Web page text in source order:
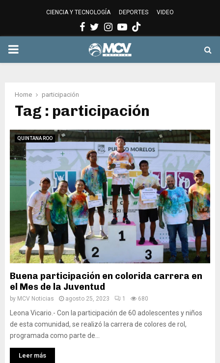
CIENCIA Y TECNOLOGÍA DEPORTES VIDEO
Facebook
Twitter
Instagram
Youtube
PRIMARY
Home participación
Tag : participación
QUINTANA ROO
Buena participación en colorida carrera en
el Mes de la Juventud
by MCV Noticias agosto 25, 2023 1 680
Leona Vicario.- Con la participación de 60 adolescentes y niños
de esta comunidad, se realizó la carrera de colores de rol,
programada como parte de...
Leer más